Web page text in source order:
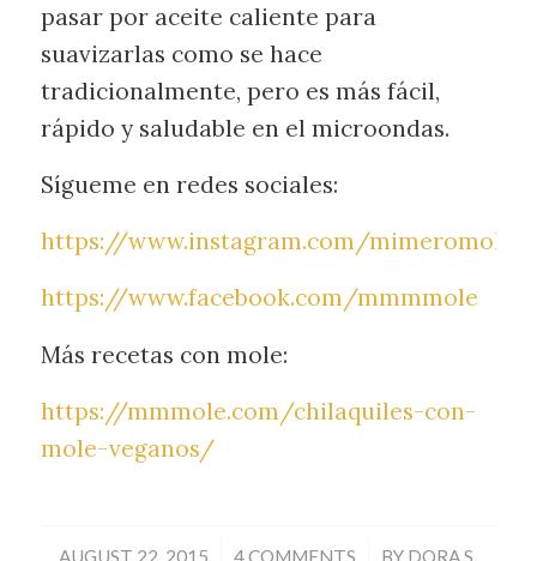
pasar por aceite caliente para
suavizarlas como se hace
tradicionalmente, pero es más fácil,
rápido y saludable en el microondas.
Sígueme en redes sociales:
https://www.instagram.com/
https://www.facebook.com/mmmmole
Más recetas con mole:
https://mmmole.com/chilaquiles-con-
mole-veganos/
AUGUST 22, 2015 4 COMMENTS BY DORA S.